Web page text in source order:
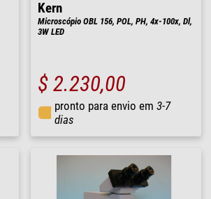
Kern
Microscópio OBL 156, POL, PH, 4x-100x, Dl,
3W LED
$ 2.230,00
pronto para envio em 3-7
dias